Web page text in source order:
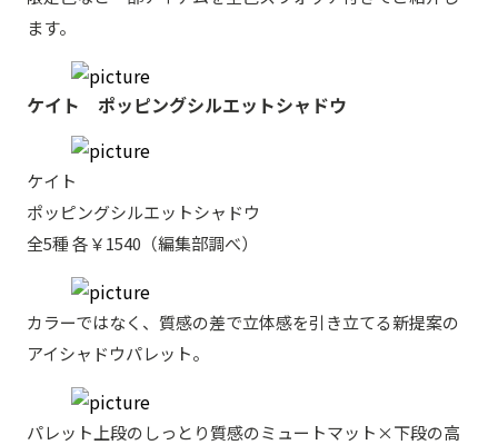
ます。
ケイト ポッピングシルエットシャドウ
ケイト
ポッピングシルエットシャドウ
全5種 各￥1540（編集部調べ）
カラーではなく、質感の差で立体感を引き立てる新提案の
アイシャドウパレット。
パレット上段のしっとり質感のミュートマット×下段の高